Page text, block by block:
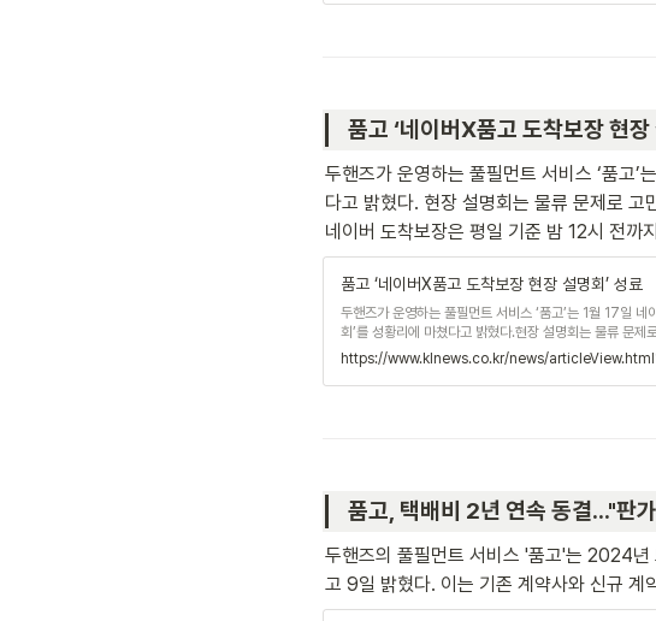
품고 ‘네이버X품고 도착보장 현
두핸즈가 운영하는 풀필먼트 서비스 ‘품고
다고 밝혔다. 현장 설명회는 물류 문제로
네이버 도착보장은 평일 기준 밤 12시 전까
품고 ‘네이버X품고 도착보장 현장 설명회’ 성료
두핸즈가 운영하는 풀필먼트 서비스 ‘품고’는 1월 17일
회’를 성황리에 마쳤다고 밝혔다.현장 설명회는 물류 문
의 이점을 소개하기 위해 마련됐다. 네이버 도착보장은 평
볼 수 있는 서비스로, 품고는 NFA (Naver Fulfillment
를 제공하고 있다.이날 행사는 온·오프라인을 통해 동시 진
https://www.klnews.co.kr/news/
품고, 택배비 2년 연속 동결…"판
두핸즈의 풀필먼트 서비스 '품고'는 2024
고 9일 밝혔다. 이는 기존 계약사와 신규 계